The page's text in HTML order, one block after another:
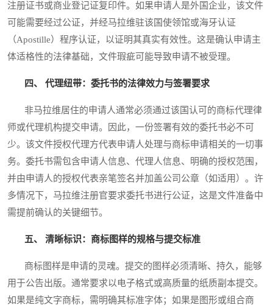
注册证书或商业登记证复印件。如果申请人是外国企业，该文件
可能需要经过公证，并经马拉维驻该国使领馆或海牙认证
（Apostille）程序认证，以证明其真实有效性。这是确认申请主
体适格性的法律基础，文件瑕疵可能导致申请不被受理。
四、 代理纽带：委托书的法律效力与签署要求
非马拉维居住的申请人通常必须通过该国认可的商标代理律
师或代理机构提交申请。因此，一份签署有效的委托书必不可
少。该文件授权代理方代表申请人处理与商标申请相关的一切事
务。委托书需包含申请人信息、代理人信息、明确的授权范围，
并由申请人的授权代表亲笔签名并加盖公司公章（如适用）。许
多情况下，马拉维注册官要求委托书进行公证，这是文件准备中
需提前确认的关键细节。
五、 清晰标识：商标图样的规格与提交标准
商标图样是申请的灵魂。提交的图样必须清晰、持久，能够
用于公告出版。通常要求以电子格式或高质量的纸质副本提交。
如果是纯文字商标，需明确其标准字体；如果是图形或组合商